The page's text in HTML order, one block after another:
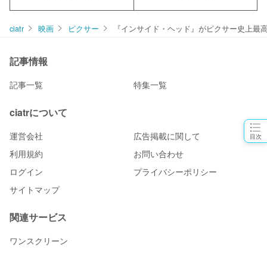
目次
ciatr 映画 ピクサー 『インサイド・ヘッド』がピクサー史上
記事情報
記事一覧 特集一覧
ciatrについて
運営会社
広告掲載に関して
利用規約
お問い合わせ
ログイン
プライバシーポリシー
サイトマップ
関連サービス
ワンスクリーン